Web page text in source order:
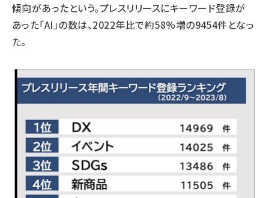
傾向があったという。プレスリリースにキーワード登録が
あった「AI」の数は、2022年比で約58%増の9454件となっ
た。